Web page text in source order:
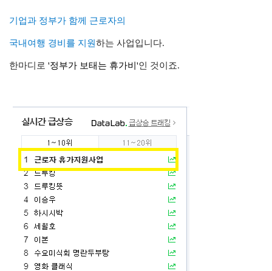
기업과 정부가 함께 근로자의
국내여행 경비를 지원하는 사업입니다.
한마디로 '정부가 보태는 휴가비'인 것이죠.